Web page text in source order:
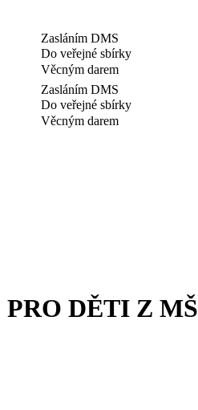
Zasláním DMS
Do veřejné sbírky
Věcným darem
Zasláním DMS
Do veřejné sbírky
Věcným darem
DĚTI Z MŠ